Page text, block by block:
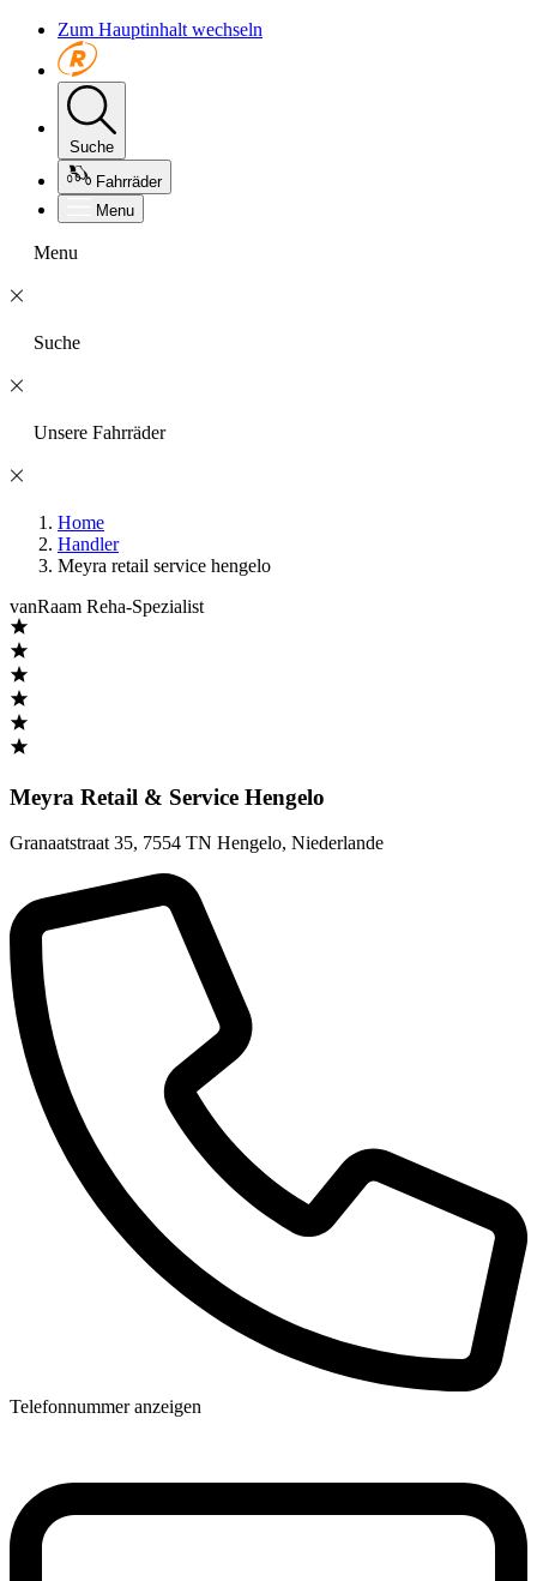
Zum Hauptinhalt wechseln
Suche
Fahrräder
Menu
Menu
Suche
Unsere Fahrräder
Home
Handler
Meyra retail service hengelo
vanRaam Reha-Spezialist
Meyra Retail & Service Hengelo
Granaatstraat 35, 7554 TN Hengelo, Niederlande
Telefonnummer anzeigen